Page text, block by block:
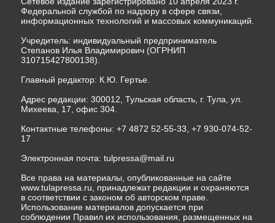
Федеральной службой по надзору в сфере связи,
информационных технологий и массовых коммуникаций.
Учредитель: индивидуальный предприниматель
Степанов Илья Владимирович (ОГРНИП
310715427800138).
Главный редактор: К.Ю. Гертье.
Адрес редакции: 300012, Тульская область, г. Тула, ул.
Михеева, 17, офис 304.
Контактные телефоны: +7 4872 52-55-33, +7 930-074-52-
17
Электронная почта: tulpressa@mail.ru
Все права на материалы, опубликованные на сайте
www.tulapressa.ru, принадлежат редакции и охраняются
в соответствии с законом об авторском праве.
Использование материалов допускается при
соблюдении Правил их использования, размещенных на